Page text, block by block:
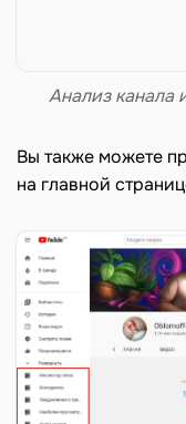
Анализ канала
Вы также можете
на главной